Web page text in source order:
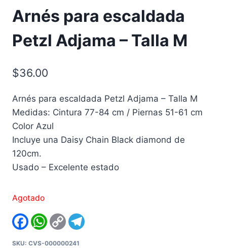
Arnés para escaldada
Petzl Adjama – Talla M
$36.00
Arnés para escaldada Petzl Adjama – Talla M
Medidas: Cintura 77-84 cm / Piernas 51-61 cm
Color Azul
Incluye una Daisy Chain Black diamond de
120cm.
Usado – Excelente estado
Agotado
FacebookWhatsApp
Copy
Link
SKU: CVS-000000241